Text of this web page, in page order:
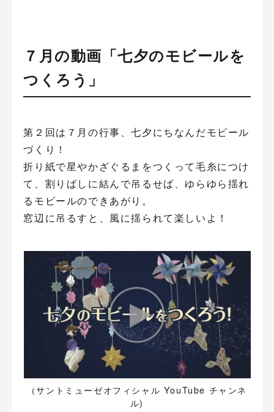
７月の動画「七夕のモビールを
つくろう」
第２回は７月の行事、七夕にちなんだモビール
づくり！
折り紙で星やかざぐるまをつくって毛糸につけ
て、割りばしに結んで吊るせば、ゆらゆら揺れ
るモビールのできあがり。
窓辺に吊るすと、風に揺られて楽しいよ！
（サントミューゼオフィシャル YouTube チャンネ
ル)